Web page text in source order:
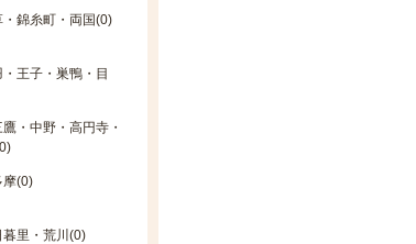
錦糸町・両国(0)
王子・巣鴨・目
・中野・高円寺・
摩(0)
里・荒川(0)